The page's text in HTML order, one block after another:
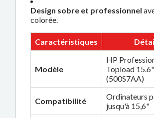
Design sobre et professionnel
colorée.
Caractéristiques
Modèle
HP
Topload 15.6"
(500S7AA)
Compatibilité
Ordinateurs
jusqu'à 15,6"